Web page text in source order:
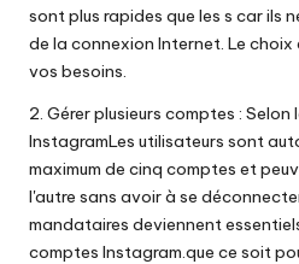
sont plus rapides que les s car ils
de la connexion Internet. Le choix
vos besoins.
2. Gérer plusieurs comptes : Selon
InstagramLes utilisateurs sont
maximum de cinq comptes et
l'autre sans avoir à se
mandataires deviennent
comptes Instagram. que ce soit